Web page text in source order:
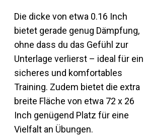
Die dicke von etwa 0.16 Inch
bietet gerade genug Dämpfung,
ohne dass du das Gefühl zur
Unterlage verlierst – ideal für ein
sicheres und komfortables
Training. Zudem bietet die extra
breite Fläche von etwa 72 x 26
Inch genügend Platz für eine
Vielfalt an Übungen.